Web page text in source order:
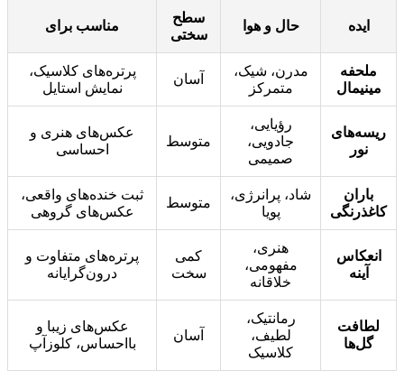
ایده حال و هوا
سطح
سختی
مناسب برای
ملحفه
مینیمال
مدرن، شیک،
متمرکز
آسان
پرتره‌های کلاسیک،
نمایش استایل
ریسه‌های
نور
رؤیایی،
جادویی،
صمیمی
متوسط
عکس‌های هنری و
احساسی
باران
کاغذرنگی
شاد، پرانرژی،
پویا
متوسط
ثبت خنده‌های واقعی،
عکس‌های گروهی
انعکاس
آینه
هنری،
مفهومی،
خلاقانه
کمی
سخت
پرتره‌های متفاوت و
درون‌گرایانه
لطافت
گل‌ها
رمانتیک،
لطیف،
کلاسیک
آسان
عکس‌های زیبا و
بااحساس، کلوزآپ